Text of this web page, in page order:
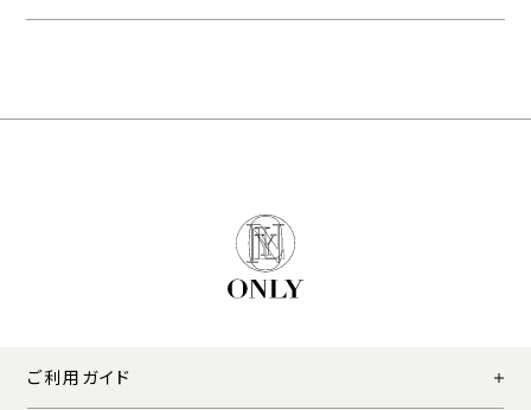
ご利用ガイド